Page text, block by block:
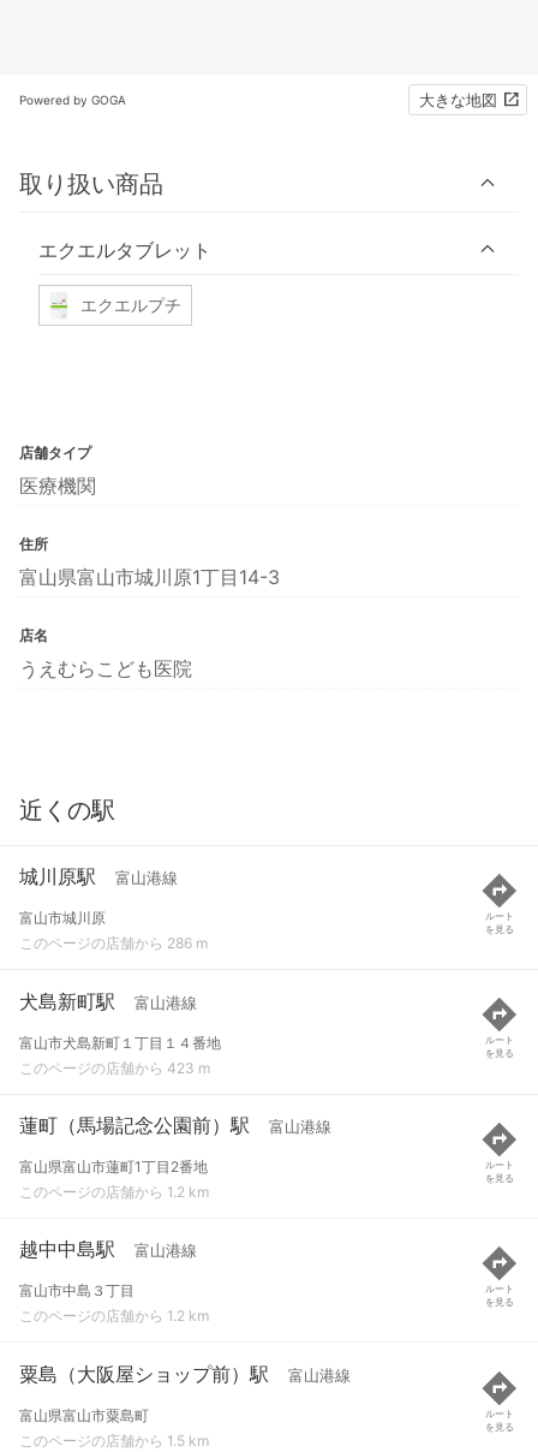
Powered by GOGA 大きな地図
取り扱い商品
エクエルタブレット
エクエルプチ
店舗タイプ
医療機関
住所
富山県富山市城川原1丁目14-3
店名
うえむらこども医院
近くの駅
城川原駅 富山港線
富山市城川原
このページの店舗から 286 m
ルート
を見る
犬島新町駅 富山港線
富山市犬島新町１丁目１４番地
このページの店舗から 423 m
ルート
を見る
蓮町（馬場記念公園前）駅 富山港線
富山県富山市蓮町1丁目2番地
このページの店舗から 1.2 km
ルート
を見る
越中中島駅 富山港線
富山市中島３丁目
このページの店舗から 1.2 km
ルート
を見る
粟島（大阪屋ショップ前）駅 富山港線
富山県富山市粟島町
このページの店舗から 1.5 km
ルート
を見る